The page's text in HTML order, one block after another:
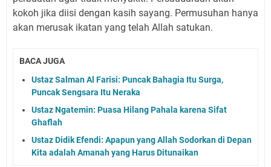
kokoh jika diisi dengan kasih sayang. Permusuhan hanya
akan merusak ikatan yang telah Allah satukan.
BACA JUGA
Ustaz Salman Al Farisi: Puncak Bahagia Itu Surga,
Puncak Sengsara Itu Neraka
Ustaz Ngatemin: Puasa Hilang Pahala karena Sifat
Ghaflah
Ustaz Didik Efendi: Apapun yang Allah Sodorkan di Depan
Kita adalah Amanah yang Harus Ditunaikan